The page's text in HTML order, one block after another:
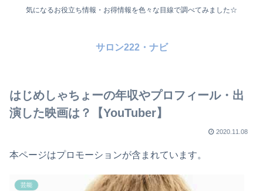
気になるお役立ち情報・お得情報を色々な目線で調べてみました☆
サロン222・ナビ
はじめしゃちょーの年収やプロフィール・出
演した映画は？【YouTuber】
2020.11.08
本ページはプロモーションが含まれています。
芸能